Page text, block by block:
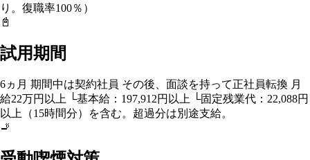
り。復職率100％）
📓
試用期間
6ヵ月 期間中は契約社員 その後、面談を持って正社員転換 月
給22万円以上 └基本給：197,912円以上 └固定残業代：22,088円
以上（15時間分）を含む。超過分は別途支給。
🚬